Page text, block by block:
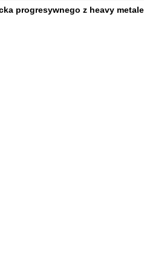
progresywnego z heavy